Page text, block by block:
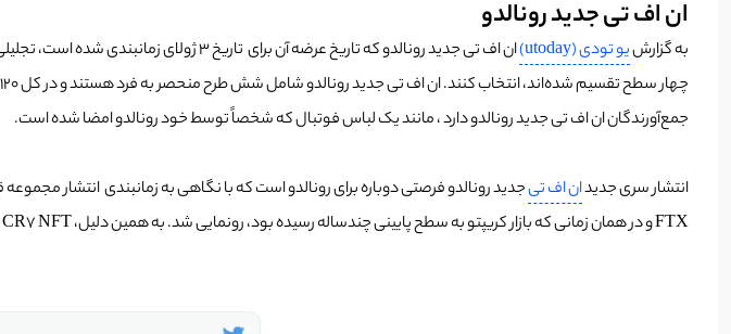
ان اف تی جدید رونالدو
به گزارشیو تودی (utoday)
جمع‌آورندگان ان اف تی جدید رونالدو دارد ، مانند یک لباس فوتبال که شخصاً توسط خود رونالدو امضا شده است.
انتشار سری جدیدان اف تی
FTX و در همان زمانی که بازار کریپتو به سطح پایینی چندساله رسیده بود، رونمایی شد. به همین دلیل، CR7 NFT در آن دوره نتوانستند علاقه قابل توجهی را در بازار به خود جلب کند.